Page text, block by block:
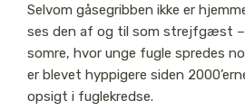
Selvom gåsegribben ikke er
ses den af og til som strejfgæst
somre, hvor unge fugle spredes
er blevet hyppigere siden
opsigt i fuglekredse.